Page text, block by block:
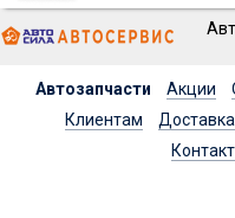
Автозапчасти Акции
Клиентам